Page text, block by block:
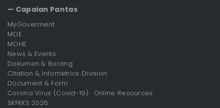
— Capaian Pantas
MyGoverment
MOE
MOHE
News & Events
Dokumen & Borang
Citation & Infometrics Division
Document & Form
Corona Virus (Covid-19) : Online Resources
SKFKKS 2026